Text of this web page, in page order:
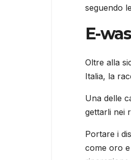
seguendo
E-
Oltre alla
Italia, la
Una delle
gettarli nei
Portare i
come oro